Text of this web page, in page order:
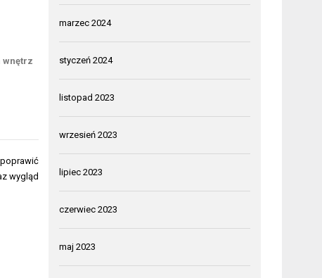
wnętrz
wygląd
marzec 2024
styczeń 2024
listopad 2023
wrzesień 2023
lipiec 2023
czerwiec 2023
maj 2023